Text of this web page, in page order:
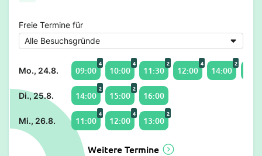
Freie Termine für
Mo., 24.8. 09:00
4
10:00
4
11:30
2
12:00
4
14:00
2
Di., 25.8. 14:00
2
15:00
2
16:00
Mi., 26.8. 11:00
4
12:00
4
13:00
2
Weitere Termine